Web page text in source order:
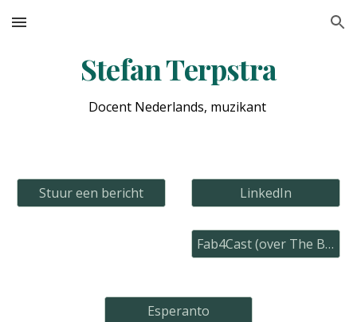
Skip to main content Skip to navigation
Stefan Terpstra
Docent Nederlands, muzikant
Stuur een bericht LinkedIn
Fab4Cast (over The Beatles)
Esperanto